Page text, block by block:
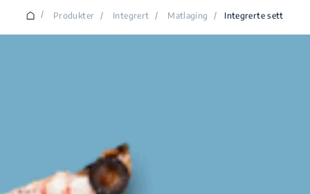
/ Produkter / Integrert / Matlaging / Integrerte sett